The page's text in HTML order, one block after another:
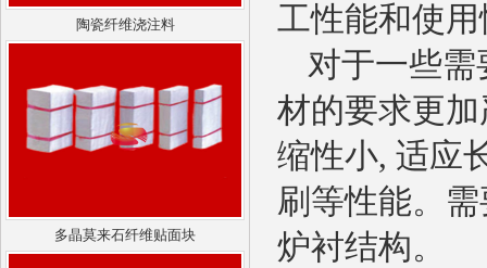
工性能和使
对于一些需
材的要求更
缩性小, 适应
刷等性能。
炉衬结构。